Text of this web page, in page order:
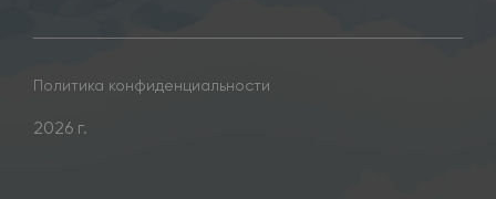
Политика конфиденциальности
2026 г.